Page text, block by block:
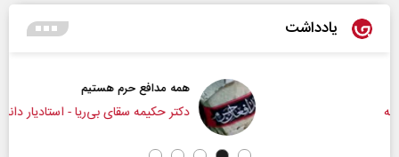
یادداشت
همه مدافع حرم هستیم
دکتر حکیمه سقای بی‌ریا - استادیار دانشگاه تهران